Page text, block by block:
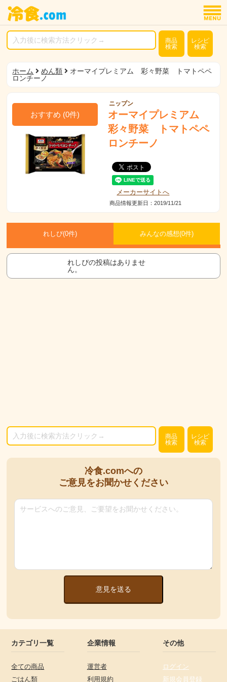
商品
検索
レシピ
検索
ホーム めん類
オーマイプレミアム 彩々野菜 トマトペペ
ロンチーノ
おすすめ (0件)
ニップン
オーマイプレミアム
彩々野菜 トマトペペ
ロンチーノ
メーカーサイトへ
商品情報更新日：2019/11/21
れしぴ(0件) みんなの感想(0件)
れしぴの投稿はありませ
ん。
商品
検索
レシピ
検索
冷食.comへの
ご意見をお聞かせください
意見を送る
カテゴリ一覧
全ての商品
ごはん類
企業情報
運営者
利用規約
その他
ログイン
新規会員登録